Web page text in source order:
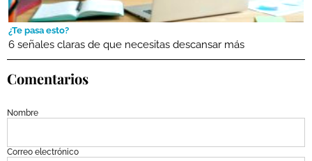
¿Te pasa esto?
6 señales claras de que necesitas descansar más
Comentarios
Nombre
Correo electrónico